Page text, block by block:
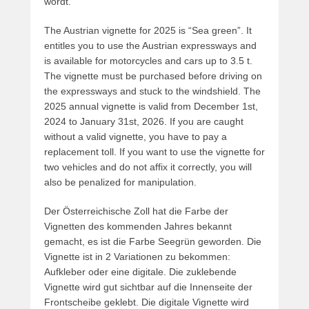
The Austrian vignette for 2025 is “Sea green”. It
entitles you to use the Austrian expressways and
is available for motorcycles and cars up to 3.5 t.
The vignette must be purchased before driving on
the expressways and stuck to the windshield. The
2025 annual vignette is valid from December 1st,
2024 to January 31st, 2026. If you are caught
without a valid vignette, you have to pay a
replacement toll. If you want to use the vignette for
two vehicles and do not affix it correctly, you will
also be penalized for manipulation.
Der Österreichische Zoll hat die Farbe der
Vignetten des kommenden Jahres bekannt
gemacht, es ist die Farbe Seegrün geworden. Die
Vignette ist in 2 Variationen zu bekommen:
Aufkleber oder eine digitale. Die zuklebende
Vignette wird gut sichtbar auf die Innenseite der
Frontscheibe geklebt. Die digitale Vignette wird